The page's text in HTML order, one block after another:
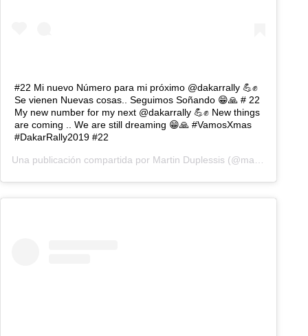
#22 Mi nuevo Número para mi próximo @dakarrally 💪✊️
Se vienen Nuevas cosas.. Seguimos Soñando 😁🙏 # 22
My new number for my next @dakarrally 💪✊️ New things
are coming .. We are still dreaming 😁🙏 #VamosXmas
#DakarRally2019 #22
Una publicación compartida por Martin Duplessis (@martinduplessis66) el